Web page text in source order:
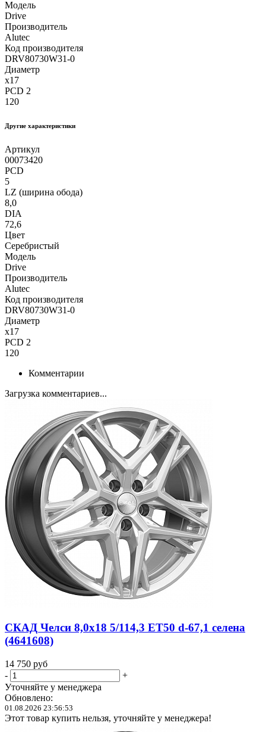
Модель
Drive
Производитель
Alutec
Код производителя
DRV80730W31-0
Диаметр
x17
PCD 2
120
Другие xарактеристики
Артикул
00073420
PCD
5
LZ (ширина обода)
8,0
DIA
72,6
Цвет
Серебристый
Модель
Drive
Производитель
Alutec
Код производителя
DRV80730W31-0
Диаметр
x17
PCD 2
120
Комментарии
Загрузка комментариев...
СКАД Челси 8,0x18 5/114,3 ET50 d-67,1 селена
(4641608)
14 750 руб
-
+
Уточняйте у менеджера
Обновлено:
01.08.2026 23:56:53
Этот товар купить нельзя, уточняйте у менеджера!